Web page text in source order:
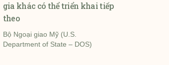
gia khác có thể triển khai tiếp
theo
Bộ Ngoại giao Mỹ (U.S.
Department of State – DOS)